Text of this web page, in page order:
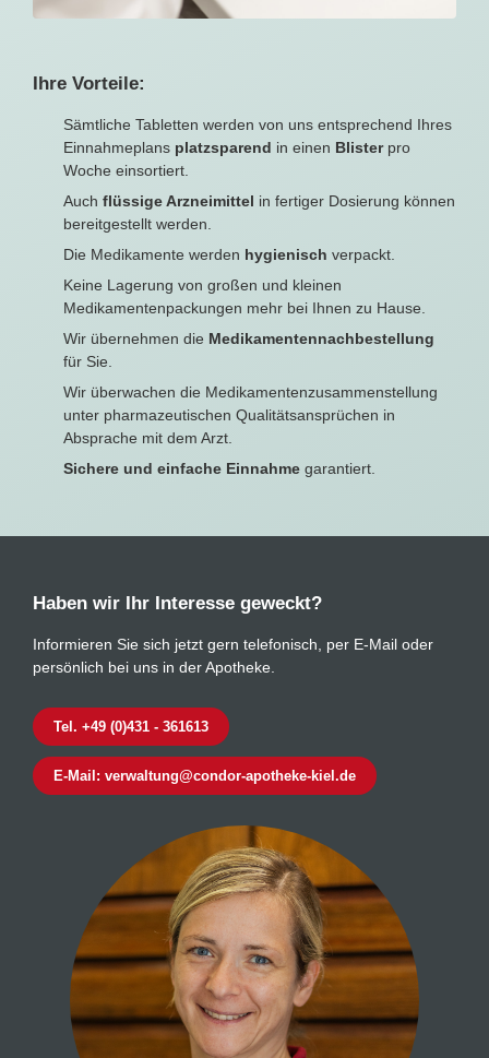
Ihre Vorteile:
Sämtliche Tabletten werden von uns entsprechend Ihres
Einnahmeplans platzsparend in einen Blisterpro
Woche einsortiert.
Auchflüssige Arzneimittel in fertiger Dosierung können
bereitgestellt werden.
Die Medikamente werden hygienisch verpackt.
Keine Lagerung von großen und kleinen
Medikamentenpackungen mehr bei Ihnen zu Hause.
Wir übernehmen die Medikamentennachbestellung
für Sie.
Wir überwachen die Medikamentenzusammenstellung
unter pharmazeutischen Qualitätsansprüchen in
Absprache mit dem Arzt.
Sichere und einfache Einnahme garantiert.
Haben wir Ihr Interesse geweckt?
Informieren Sie sich jetzt gern telefonisch, per E-Mail oder
persönlich bei uns in der Apotheke.
Tel. +49 (0)431 - 361613
E-Mail: verwaltung@condor-apotheke-kiel.de